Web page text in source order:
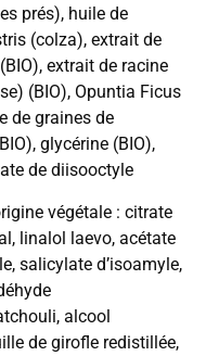
prés), huile de
(colza), extrait de
extrait de racine
(BIO), Opuntia Ficus
de graines de
glycérine (BIO),
de diisooctyle
végétale : citrate
linalol laevo, acétate
salicylate d’isoamyle,
alcool
de girofle redistillée,